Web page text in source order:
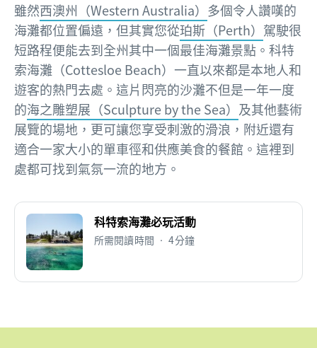
雖然西澳州（Western Australia） 多個令人讚嘆的
海灘都位置偏遠，但其實您從珀斯（Perth） 駕駛很
短路程便能去到全州其中一個最佳海灘景點。科特
索海灘（Cottesloe Beach）一直以來都是本地人和
遊客的熱門去處。這片閃亮的沙灘不但是一年一度
的海之雕塑展（Sculpture by the Sea） 及其他藝術
展覽的場地，更可讓您享受刺激的滑浪，附近還有
適合一家大小的單車徑和供應美食的餐館。這裡到
處都可找到氣氛一流的地方。
科特索海灘必玩活動
所需閱讀時間 • 4分鐘